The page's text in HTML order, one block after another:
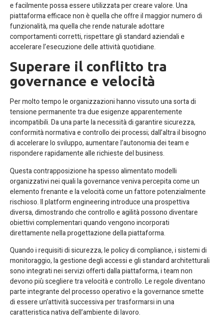
e facilmente possa essere utilizzata per creare valore. Una
piattaforma efficace non è quella che offre il maggior numero di
funzionalità, ma quella che rende naturale adottare
comportamenti corretti, rispettare gli standard aziendali e
accelerare l’esecuzione delle attività quotidiane.
Superare il conflitto tra
governance e velocità
Per molto tempo le organizzazioni hanno vissuto una sorta di
tensione permanente tra due esigenze apparentemente
incompatibili. Da una parte la necessità di garantire sicurezza,
conformità normativa e controllo dei processi; dall’altra il bisogno
di accelerare lo sviluppo, aumentare l’autonomia dei team e
rispondere rapidamente alle richieste del business.
Questa contrapposizione ha spesso alimentato modelli
organizzativi nei quali la governance veniva percepita come un
elemento frenante e la velocità come un fattore potenzialmente
rischioso. Il platform engineering introduce una prospettiva
diversa, dimostrando che controllo e agilità possono diventare
obiettivi complementari quando vengono incorporati
direttamente nella progettazione della piattaforma.
Quando i requisiti di sicurezza, le policy di compliance, i sistemi di
monitoraggio, la gestione degli accessi e gli standard architetturali
sono integrati nei servizi offerti dalla piattaforma, i team non
devono più scegliere tra velocità e controllo. Le regole diventano
parte integrante del processo operativo e la governance smette
di essere un’attività successiva per trasformarsi in una
caratteristica nativa dell’ambiente di lavoro.